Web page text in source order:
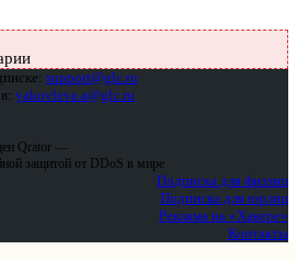
support@glc.ru
yakovleva.a@glc.ru
Qrator —
защитой от DDoS в мире
Подписка для физлиц
Подписка для юрлиц
Реклама на «Хакере»
Контакты